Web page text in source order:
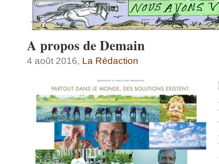
A propos de Demain
4 août 2016, La Rédaction